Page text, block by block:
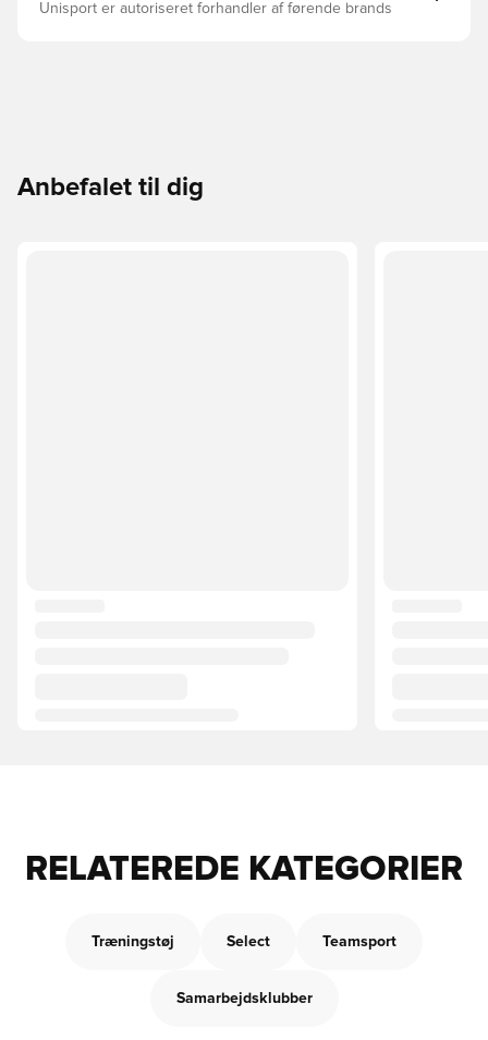
Unisport er autoriseret forhandler af førende brands
Anbefalet til dig
RELATEREDE KATEGORIER
Træningstøj Select Teamsport
Samarbejdsklubber